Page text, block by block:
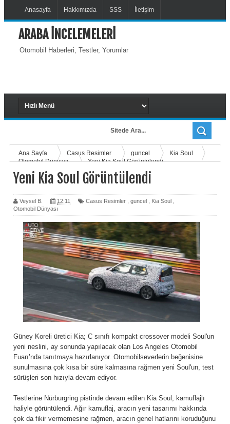
Anasayfa Hakkımızda SSS İletişim
ARABA İNCELEMELERİ
Otomobil Haberleri, Testler, Yorumlar
Ana Sayfa Casus Resimler guncel
Kia Soul
Otomobil Dünyası
Yeni Kia Soul Görüntülendi
Yeni Kia Soul Görüntülendi
Veysel B. 12:11 Casus Resimler guncel Kia Soul
Otomobil Dünyası
Güney Koreli üretici Kia; C sınıfı kompakt crossover modeli Soul'un
yeni neslini, ay sonunda yapılacak olan Los Angeles Otomobil
Fuarı’nda tanıtmaya hazırlanıyor. Otomobilseverlerin beğenisine
sunulmasına çok kısa bir süre kalmasına rağmen yeni Soul'un, test
sürüşleri son hızıyla devam ediyor.
Testlerine Nürburgring pistinde devam edilen Kia Soul, kamuflajlı
haliyle görüntülendi. Ağır kamuflaj, aracın yeni tasarımı hakkında
çok da fikir vermemesine rağmen, aracın genel hatlarını koruduğunu